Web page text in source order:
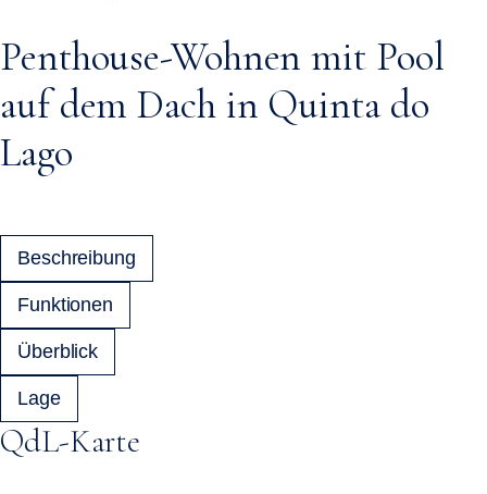
Penthouse-Wohnen mit Pool
auf dem Dach in Quinta do
Lago
Beschreibung
Funktionen
Überblick
Lage
QdL-Karte